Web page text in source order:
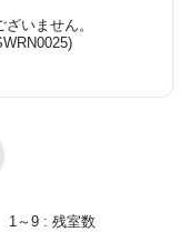
いません。
1～9 : 残室数